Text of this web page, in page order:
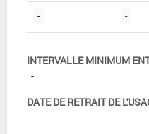
- -
INTERVALLE MINIMUM
-
DATE DE RETRAIT DE
-